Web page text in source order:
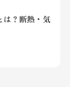
は？断熱・気